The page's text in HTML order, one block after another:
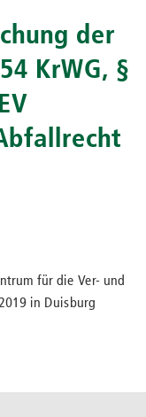
der
KrWG, §
für die Ver- und
in Duisburg